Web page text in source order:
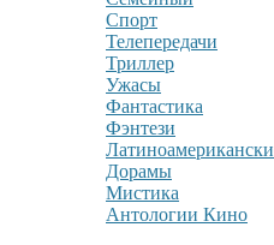
Спорт
Телепередачи
Триллер
Ужасы
Фантастика
Фэнтези
Дорамы
Мистика
Антологии Кино